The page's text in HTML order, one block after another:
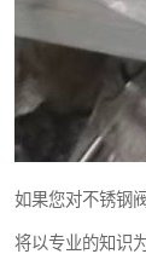
如果您对不锈钢
将以专业的知识